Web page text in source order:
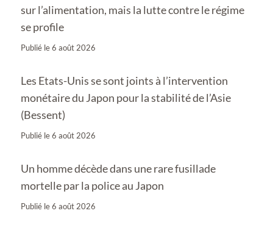
sur l’alimentation, mais la lutte contre le régime
se profile
Publié le6 août 2026
Les Etats-Unis se sont joints à l’intervention
monétaire du Japon pour la stabilité de l’Asie
(Bessent)
Publié le6 août 2026
Un homme décède dans une rare fusillade
mortelle par la police au Japon
Publié le6 août 2026